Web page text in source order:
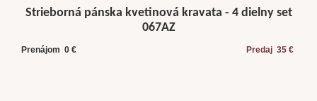
Strieborná pánska kvetinová kravata - 4 dielny set
067AZ
Prenájom 0 € Predaj 35 €